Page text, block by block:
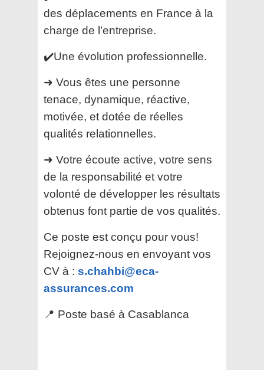
des déplacements en France à la
charge de l’entreprise.
✔️Une évolution professionnelle.
➜ Vous êtes une personne
tenace, dynamique, réactive,
motivée, et dotée de réelles
qualités relationnelles.
➜ Votre écoute active, votre sens
de la responsabilité et votre
volonté de développer les résultats
obtenus font partie de vos qualités.
Ce poste est conçu pour vous!
Rejoignez-nous en envoyant vos
CV à : s.chahbi@eca-
assurances.com
📍 Poste basé à Casablanca